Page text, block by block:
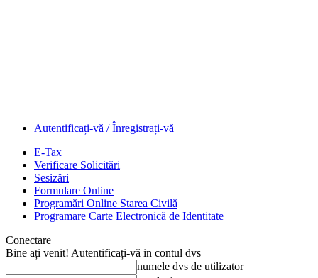
Autentificați-vă / Înregistrați-vă
E-Tax
Verificare Solicitări
Sesizări
Formulare Online
Programări Online Starea Civilă
Programare Carte Electronică de Identitate
Conectare
Bine ați venit! Autentificați-vă in contul dvs
numele dvs de utilizator